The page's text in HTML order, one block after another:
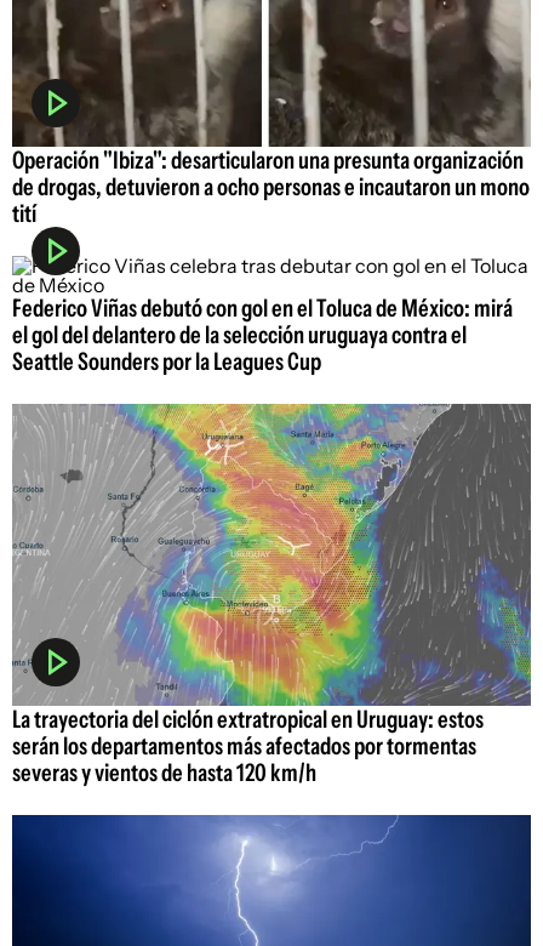
Operación "Ibiza": desarticularon una presunta organización
de drogas, detuvieron a ocho personas e incautaron un mono
tití
Federico Viñas debutó con gol en el Toluca de México: mirá
el gol del delantero de la selección uruguaya contra el
Seattle Sounders por la Leagues Cup
La trayectoria del ciclón extratropical en Uruguay: estos
serán los departamentos más afectados por tormentas
severas y vientos de hasta 120 km/h